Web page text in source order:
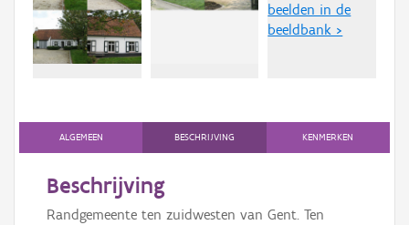
Persoon of collectief
Downloads
Aanmelden
beelden in de
beeldbank >
ALGEMEEN BESCHRIJVING KENMERKEN
Beschrijving
Randgemeente ten zuidwesten van Gent. Ten